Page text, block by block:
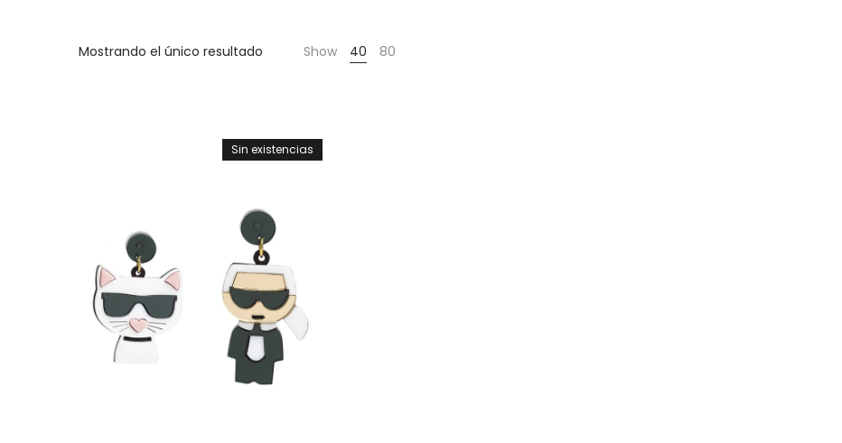
Mostrando el único resultado Show 40 80
Sin existencias